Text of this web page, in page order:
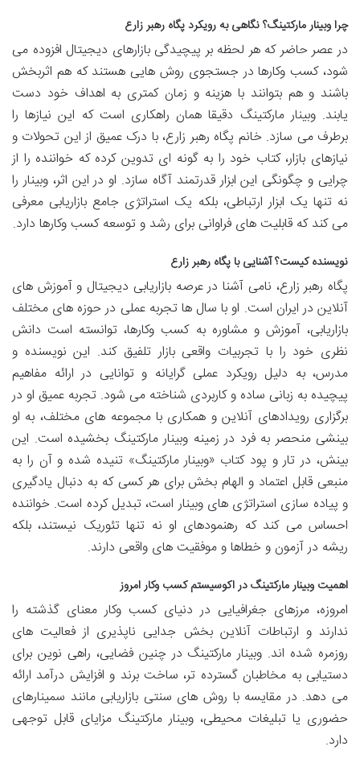
چرا وبینار مارکتینگ؟ نگاهی به رویکرد پگاه رهبر زارع
در عصر حاضر که هر لحظه بر پیچیدگی بازارهای دیجیتال افزوده می
شود، کسب وکارها در جستجوی روش هایی هستند که هم اثربخش
باشند و هم بتوانند با هزینه و زمان کمتری به اهداف خود دست
یابند. وبینار مارکتینگ دقیقا همان راهکاری است که این نیازها را
برطرف می سازد. خانم پگاه رهبر زارع، با درک عمیق از این تحولات و
نیازهای بازار، کتاب خود را به گونه ای تدوین کرده که خواننده را از
چرایی و چگونگی این ابزار قدرتمند آگاه سازد. او در این اثر، وبینار را
نه تنها یک ابزار ارتباطی، بلکه یک استراتژی جامع بازاریابی معرفی
می کند که قابلیت های فراوانی برای رشد و توسعه کسب وکارها دارد.
نویسنده کیست؟ آشنایی با پگاه رهبر زارع
پگاه رهبر زارع، نامی آشنا در عرصه بازاریابی دیجیتال و آموزش های
آنلاین در ایران است. او با سال ها تجربه عملی در حوزه های مختلف
بازاریابی، آموزش و مشاوره به کسب وکارها، توانسته است دانش
نظری خود را با تجربیات واقعی بازار تلفیق کند. این نویسنده و
مدرس، به دلیل رویکرد عملی گرایانه و توانایی در ارائه مفاهیم
پیچیده به زبانی ساده و کاربردی شناخته می شود. تجربه عمیق او در
برگزاری رویدادهای آنلاین و همکاری با مجموعه های مختلف، به او
بینشی منحصر به فرد در زمینه وبینار مارکتینگ بخشیده است. این
بینش، در تار و پود کتاب «وبینار مارکتینگ» تنیده شده و آن را به
منبعی قابل اعتماد و الهام بخش برای هر کسی که به دنبال یادگیری
و پیاده سازی استراتژی های وبینار است، تبدیل کرده است. خواننده
احساس می کند که رهنمودهای او نه تنها تئوریک نیستند، بلکه
ریشه در آزمون و خطاها و موفقیت های واقعی دارند.
اهمیت وبینار مارکتینگ در اکوسیستم کسب وکار امروز
امروزه، مرزهای جغرافیایی در دنیای کسب وکار معنای گذشته را
ندارند و ارتباطات آنلاین بخش جدایی ناپذیری از فعالیت های
روزمره شده اند. وبینار مارکتینگ در چنین فضایی، راهی نوین برای
دستیابی به مخاطبان گسترده تر، ساخت برند و افزایش درآمد ارائه
می دهد. در مقایسه با روش های سنتی بازاریابی مانند سمینارهای
حضوری یا تبلیغات محیطی، وبینار مارکتینگ مزایای قابل توجهی
دارد.